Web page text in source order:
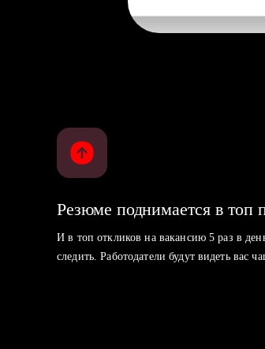
Резюме поднимается в топ
И в топ откликов на вакансию 5 раз в
следить. Работодатели будут видеть вас